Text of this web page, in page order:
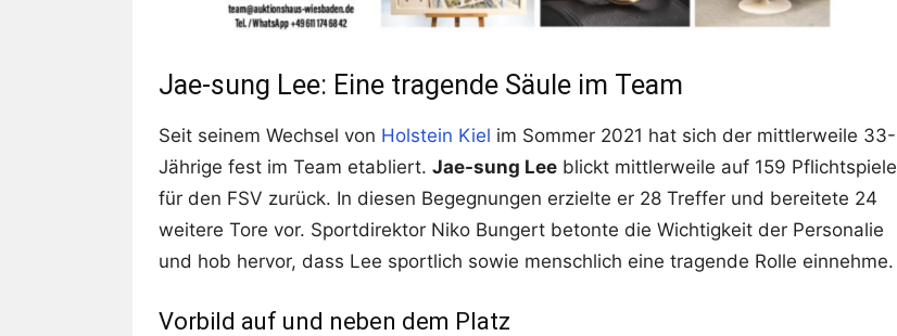
Jae-sung Lee: Eine tragende Säule im Team
Seit seinem Wechsel von Holstein Kiel im Sommer 2021 hat sich der mittlerweile 33-
Jährige fest im Team etabliert. Jae-sung Lee blickt mittlerweile auf 159 Pflichtspiele
für den FSV zurück. In diesen Begegnungen erzielte er 28 Treffer und bereitete 24
weitere Tore vor. Sportdirektor Niko Bungert betonte die Wichtigkeit der Personalie
und hob hervor, dass Lee sportlich sowie menschlich eine tragende Rolle einnehme.
Vorbild auf und neben dem Platz